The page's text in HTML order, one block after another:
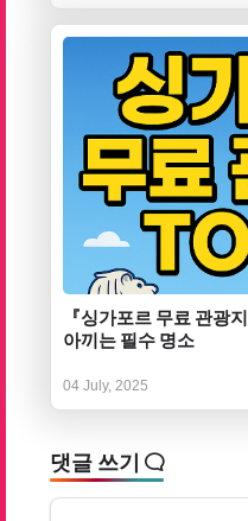
『싱가포르 무료 관광
아끼는 필수 명소
04 July, 2025
댓글 쓰기